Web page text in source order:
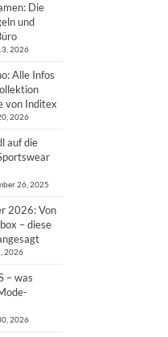
Die
und
2026
Alle Infos
von Inditex
2026
auf die
26, 2025
2026: Von
– diese
2026
– was
2026